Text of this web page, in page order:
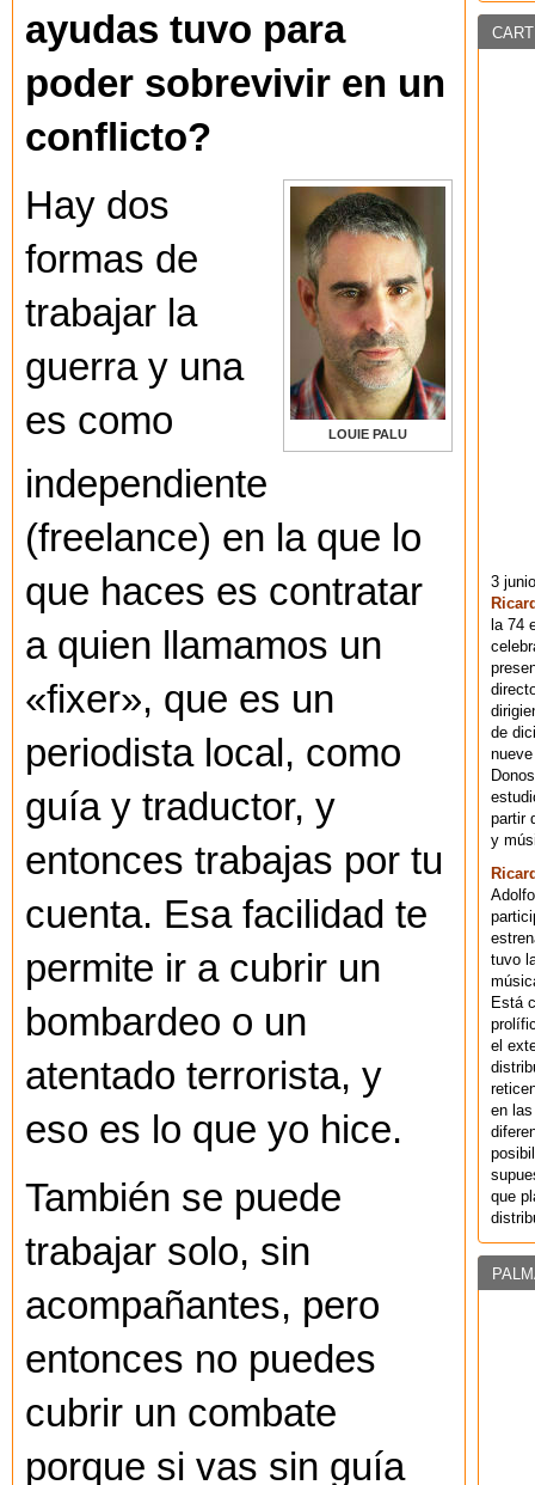
ayudas tuvo para
poder sobrevivir en un
conflicto?
LOUIE PALU
Hay dos
formas de
trabajar la
guerra y una
es como
independiente
(freelance) en la que lo
que haces es contratar
a quien llamamos un
«fixer», que es un
periodista local, como
guía y traductor, y
entonces trabajas por tu
cuenta. Esa facilidad te
permite ir a cubrir un
bombardeo o un
atentado terrorista, y
eso es lo que yo hice.
También se puede
trabajar solo, sin
acompañantes, pero
entonces no puedes
cubrir un combate
porque si vas sin guía
3
la 74
de
partir
y
tuvo
Está
el
en
que